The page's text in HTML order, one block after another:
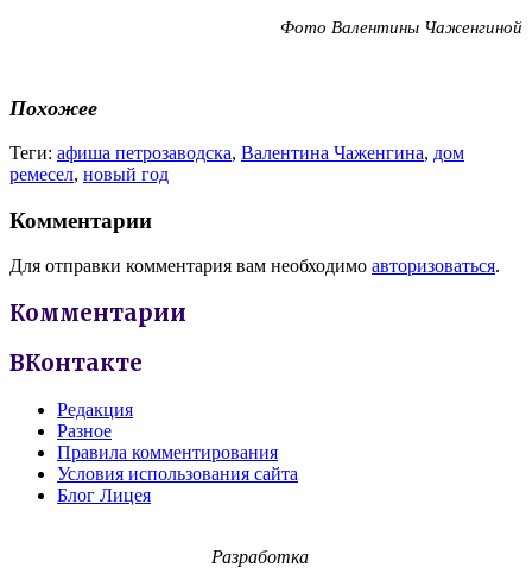
Фото Валентины Чаженгиной
Похожее
Теги: афиша петрозаводска, Валентина Чаженгина, дом
ремесел, новый год
Комментарии
Для отправки комментария вам необходимо авторизоваться.
Комментарии
ВКонтакте
Редакция
Разное
Правила комментирования
Условия использования сайта
Блог Лицея
Разработка